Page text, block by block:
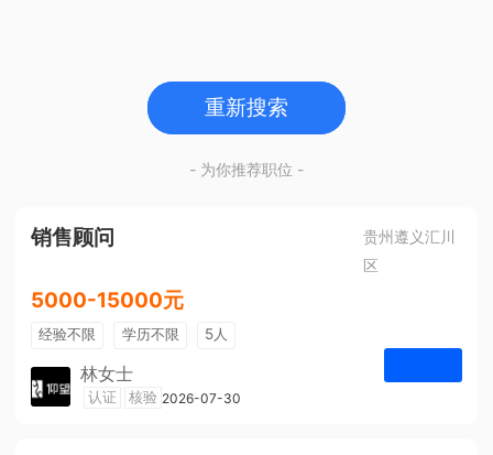
重新搜索
- 为你推荐职位 -
销售顾问
贵州遵义汇川
区
5000-15000元
经验不限 学历不限 5人
林女士
遵义仰望体验空间
认证 核验 2026-07-30